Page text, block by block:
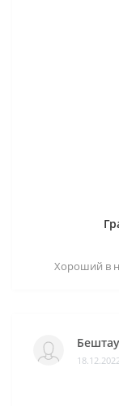
Хороший в
Бештау
18.12.2022